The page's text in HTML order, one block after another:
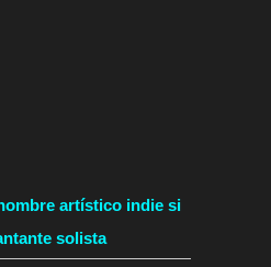
artístico indie si
solista